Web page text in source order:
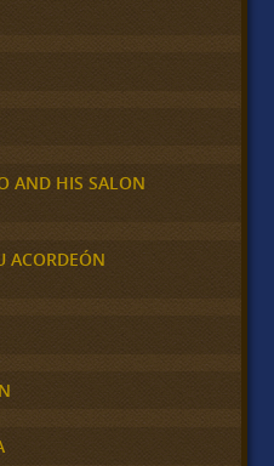
AND HIS SALON
ACORDEÓN